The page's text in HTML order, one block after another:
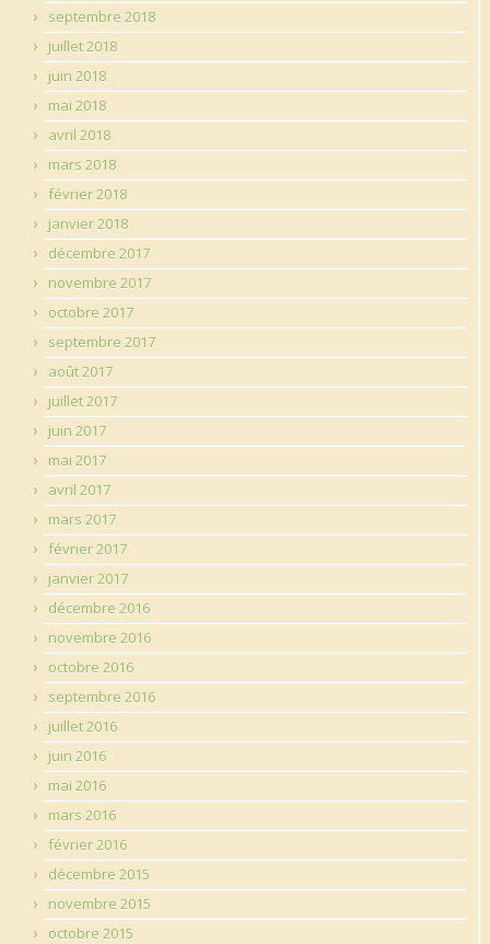
septembre 2018
juillet 2018
juin 2018
mai 2018
avril 2018
mars 2018
février 2018
janvier 2018
décembre 2017
novembre 2017
octobre 2017
septembre 2017
août 2017
juillet 2017
juin 2017
mai 2017
avril 2017
mars 2017
février 2017
janvier 2017
décembre 2016
novembre 2016
octobre 2016
septembre 2016
juillet 2016
juin 2016
mai 2016
mars 2016
février 2016
décembre 2015
novembre 2015
octobre 2015